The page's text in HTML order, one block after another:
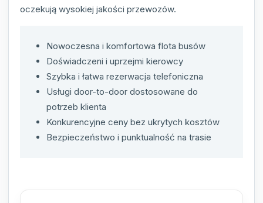
oczekują wysokiej jakości przewozów.
Nowoczesna i komfortowa flota busów
Doświadczeni i uprzejmi kierowcy
Szybka i łatwa rezerwacja telefoniczna
Usługi door-to-door dostosowane do
potrzeb klienta
Konkurencyjne ceny bez ukrytych kosztów
Bezpieczeństwo i punktualność na trasie